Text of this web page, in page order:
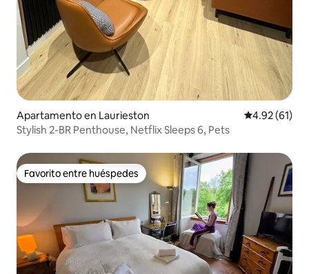
Apartamento en Laurieston Calificación
4.92 (61)
Stylish 2-BR Penthouse, Netflix Sleeps 6, Pets
Favorito entre huéspedes
Favorito entre huéspedes